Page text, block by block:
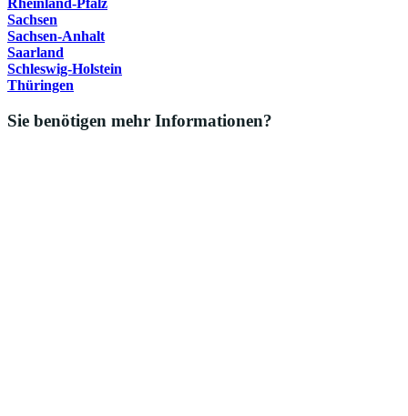
Rheinland-Pfalz
Sachsen
Sachsen-Anhalt
Saarland
Schleswig-Holstein
Thüringen
Sie benötigen mehr Informationen?